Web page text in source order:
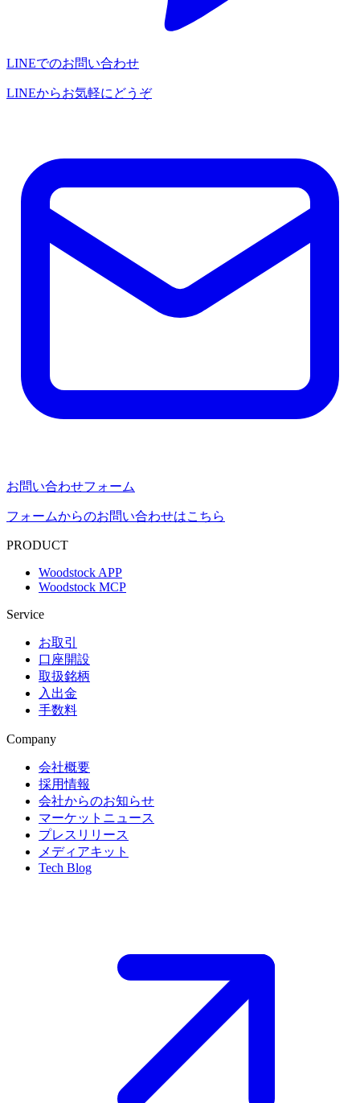
LINEでのお問い合わせ
LINEからお気軽にどうぞ
お問い合わせフォーム
フォームからのお問い合わせはこちら
PRODUCT
Woodstock APP
Woodstock MCP
Service
お取引
口座開設
取扱銘柄
入出金
手数料
Company
会社概要
採用情報
会社からのお知らせ
マーケットニュース
プレスリリース
メディアキット
Tech Blog